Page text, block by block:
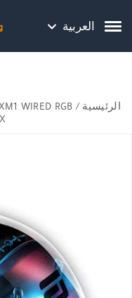
هل نزلت
العربية
الرئيسية /
WIRED RGB